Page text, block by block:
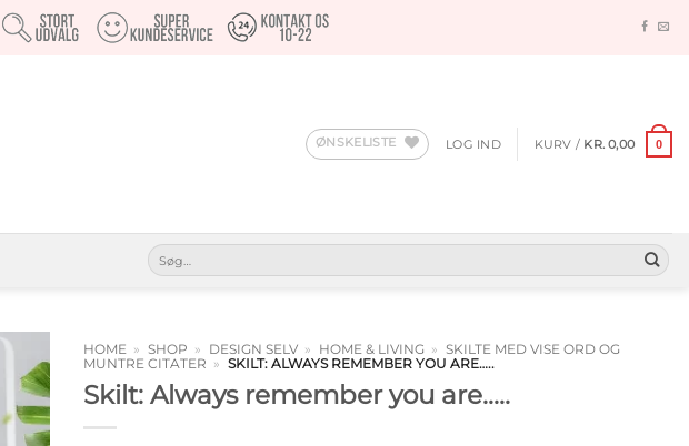
ØNSKELISTE LOG IND KURV / KR.0,00 0
Søg
efter:
til
HOME » SHOP » DESIGN SELV » HOME & LIVING » SKILTE MED VISE ORD OG
MUNTRE CITATER » SKILT: ALWAYS REMEMBER YOU ARE…..
Skilt: Always remember you are…..